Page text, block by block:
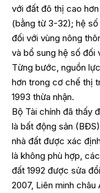
với đất đô thị cao hơn
(bằng từ 3-32); hệ số
đối với vùng nông
và bổ sung hệ số đối
Từng bước, nguồn
hơn trong cơ chế thị
1993 thừa nhận.
Bộ Tài chính đã thấy
là bất động sản
nhà đất được xác
là không phù hợp,
đất 1992 được sửa
2007, Liên minh châu